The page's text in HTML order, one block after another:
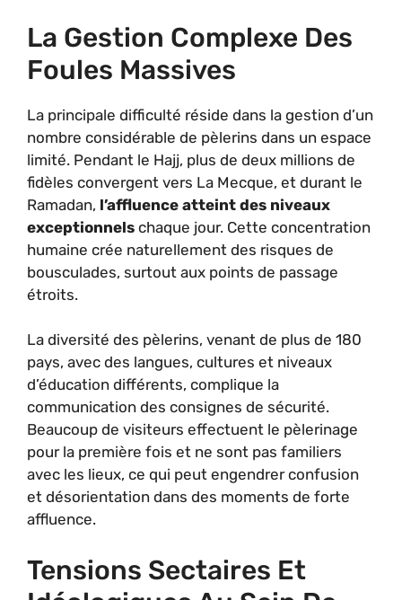
La Gestion Complexe Des
Foules Massives
La principale difficulté réside dans la gestion d’un
nombre considérable de pèlerins dans un espace
limité. Pendant le Hajj, plus de deux millions de
fidèles convergent vers La Mecque, et durant le
Ramadan, l’affluence atteint des niveaux
exceptionnels chaque jour. Cette concentration
humaine crée naturellement des risques de
bousculades, surtout aux points de passage
étroits.
La diversité des pèlerins, venant de plus de 180
pays, avec des langues, cultures et niveaux
d’éducation différents, complique la
communication des consignes de sécurité.
Beaucoup de visiteurs effectuent le pèlerinage
pour la première fois et ne sont pas familiers
avec les lieux, ce qui peut engendrer confusion
et désorientation dans des moments de forte
affluence.
Tensions Sectaires Et